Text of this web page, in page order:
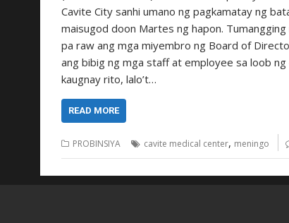
Cavite City sanhi umano ng pagkamatay ng
maisugod doon Martes ng hapon.
pa raw ang mga miyembro ng Board of
ang bibig ng mga staff at employee sa loob
kaugnay rito, lalo’t…
READ MORE
PROBINSIYA cavite medical center, meningo